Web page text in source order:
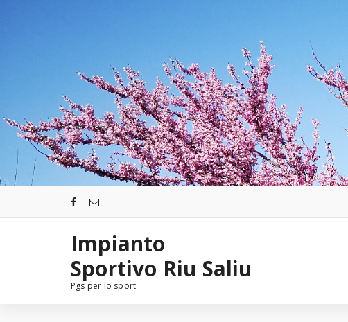
Impianto
Sportivo Riu Saliu
Pgs per lo sport